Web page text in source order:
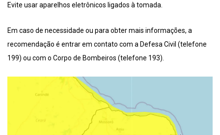
Evite usar aparelhos eletrônicos ligados à tomada.
Em caso de necessidade ou para obter mais informações, a
recomendação é entrar em contato com a Defesa Civil (telefone
199) ou com o Corpo de Bombeiros (telefone 193).